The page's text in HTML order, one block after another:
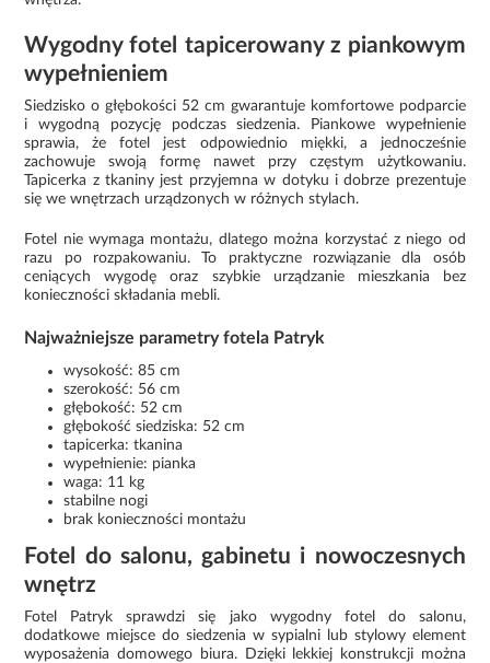
Wygodny fotel tapicerowany z piankowym
wypełnieniem
Siedzisko o głębokości 52 cm gwarantuje komfortowe podparcie
i wygodną pozycję podczas siedzenia. Piankowe wypełnienie
sprawia, że fotel jest odpowiednio miękki, a jednocześnie
zachowuje swoją formę nawet przy częstym użytkowaniu.
Tapicerka z tkaniny jest przyjemna w dotyku i dobrze prezentuje
się we wnętrzach urządzonych w różnych stylach.
Fotel nie wymaga montażu, dlatego można korzystać z niego od
razu po rozpakowaniu. To praktyczne rozwiązanie dla osób
ceniących wygodę oraz szybkie urządzanie mieszkania bez
konieczności składania mebli.
Najważniejsze parametry fotela Patryk
wysokość: 85 cm
szerokość: 56 cm
głębokość: 52 cm
głębokość siedziska: 52 cm
tapicerka: tkanina
wypełnienie: pianka
waga: 11 kg
stabilne nogi
brak konieczności montażu
Fotel do salonu, gabinetu i nowoczesnych
wnętrz
Fotel Patryk sprawdzi się jako wygodny fotel do salonu,
dodatkowe miejsce do siedzenia w sypialni lub stylowy element
wyposażenia domowego biura. Dzięki lekkiej konstrukcji można